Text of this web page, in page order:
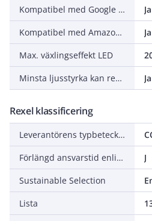
Kompatibel med Google Assistant
Ja
Kompatibel med Amazon Alexa
Ja
Max. växlingseffekt LED
Minsta ljusstyrka kan regleras
Ja
Rexel klassificering
Leverantörens typbeteckning
Förlängd ansvarstid enligt ALEM-09
J
Sustainable Selection
Lista